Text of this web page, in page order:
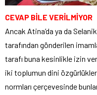
CEVAP BİLE VERİLMİYOR
Ancak Atina’da ya da
tarafından gönderilen
tarafı buna kesinlikle izin
iki toplumun dini
normları çerçevesinde